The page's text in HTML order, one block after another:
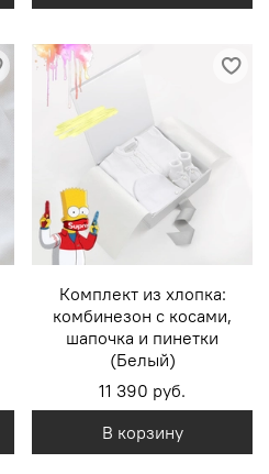
Комплект из хлопка:
комбинезон с косами,
шапочка и пинетки
(Белый)
11 390 руб.
В корзину